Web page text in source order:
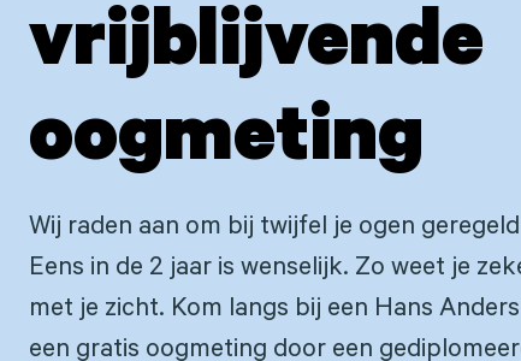
vrijblijvende
oogmeting
Wij raden aan om bij twijfel je ogen
Eens in de 2 jaar is wenselijk. Zo weet je
met je zicht. Kom langs bij een Hans
een gratis oogmeting door een